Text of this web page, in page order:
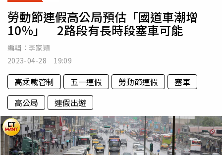
勞動節連假高公局預估「國道車潮增
10％」 2路段有長時段塞車可能
編輯： 李家穎
2023-04-28 19:09
高乘載管制 五一連假 勞動節連假
塞車
高公局
連假出遊